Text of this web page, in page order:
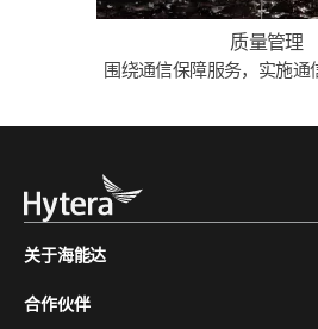
质量管理
围绕通信保障服务，实施通
关于海能达
合作伙伴